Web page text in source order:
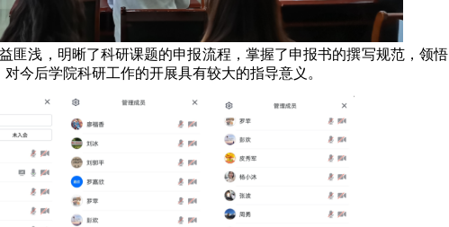
匪浅，明晰了科研课题的申报流程，掌握了申报书的撰写规范，领悟
今后学院科研工作的开展具有较大的指导意义。